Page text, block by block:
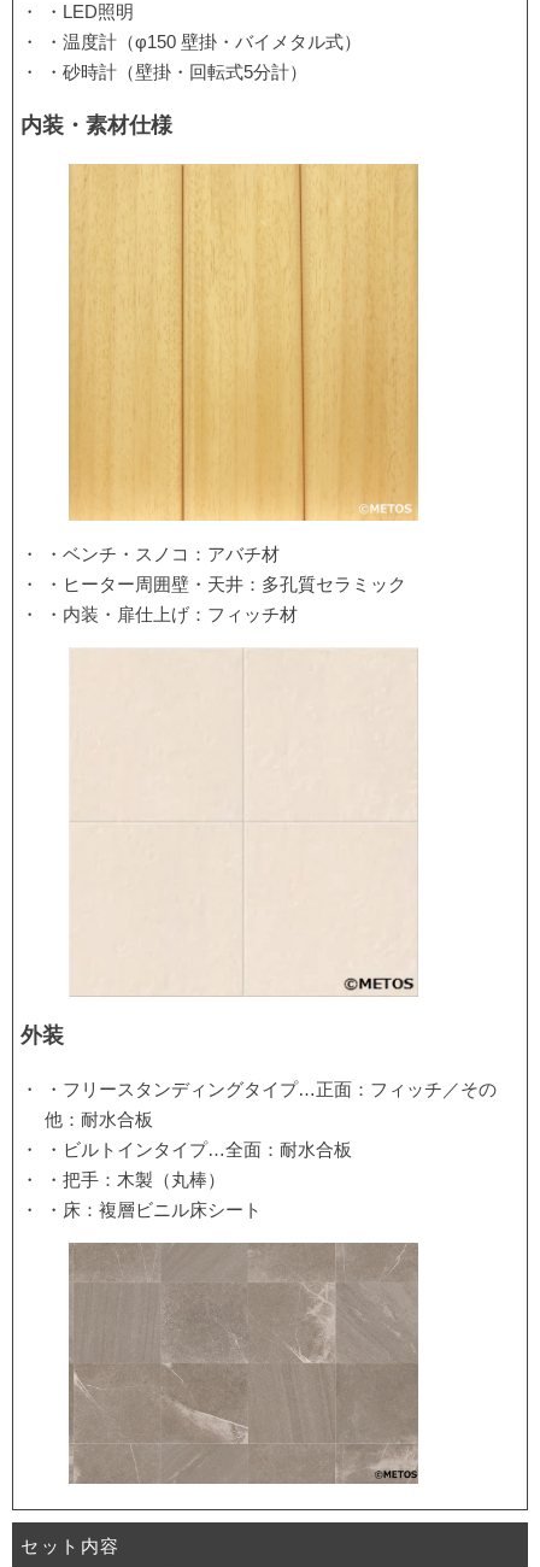
・LED照明
・温度計（φ150 壁掛・バイメタル式）
・砂時計（壁掛・回転式5分計）
内装・素材仕様
・ベンチ・スノコ：アバチ材
・ヒーター周囲壁・天井：多孔質セラミック
・内装・扉仕上げ：フィッチ材
外装
・フリースタンディングタイプ…正面：フィッチ／その
他：耐水合板
・ビルトインタイプ…全面：耐水合板
・把手：木製（丸棒）
・床：複層ビニル床シート
セット内容